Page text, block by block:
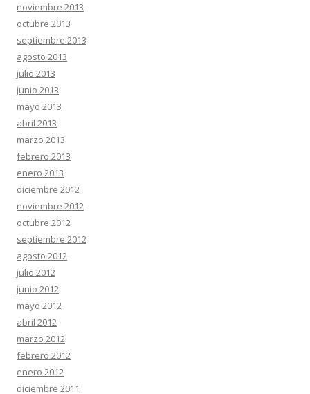
noviembre 2013
octubre 2013
septiembre 2013
agosto 2013
julio 2013
junio 2013
mayo 2013
abril 2013
marzo 2013
febrero 2013
enero 2013
diciembre 2012
noviembre 2012
octubre 2012
septiembre 2012
agosto 2012
julio 2012
junio 2012
mayo 2012
abril 2012
marzo 2012
febrero 2012
enero 2012
diciembre 2011